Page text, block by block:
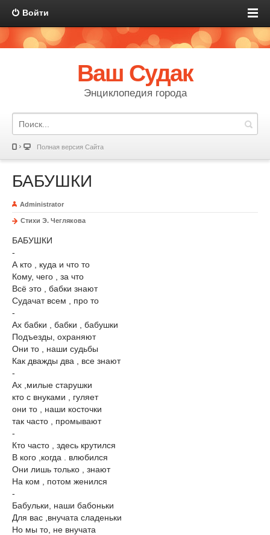
Войти
Ваш Судак
Энциклопедия города
Полная версия Сайта
БАБУШКИ
Administrator
Стихи Э. Чеглякова
БАБУШКИ
-
А кто , куда и что то
Кому, чего , за что
Всё это , бабки знают
Судачат всем , про то
-
Ах бабки , бабки , бабушки
Подъезды, охраняют
Они то , наши судьбы
Как дважды два , все знают
-
Ах ,милые старушки
кто с внуками , гуляет
они то , наши косточки
так часто , промывают
-
Кто часто , здесь крутился
В кого ,когда . влюбился
Они лишь только , знают
На ком , потом женился
-
Бабульки, наши бабоньки
Для вас ,внучата сладеньки
Но мы то, не внучата